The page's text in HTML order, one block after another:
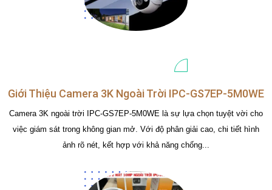
Giới Thiệu Camera 3K Ngoài Trời IPC-GS7EP-5M0WE
Camera 3K ngoài trời IPC-GS7EP-5M0WE là sự lựa chọn tuyệt vời cho
việc giám sát trong không gian mở. Với độ phân giải cao, chi tiết hình
ảnh rõ nét, kết hợp với khả năng chống...